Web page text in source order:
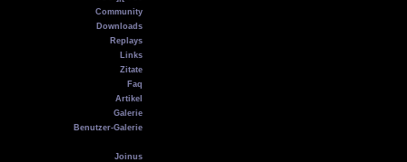
Community
Downloads
Replays
Links
Zitate
Faq
Artikel
Galerie
Benutzer-Galerie
Joinus